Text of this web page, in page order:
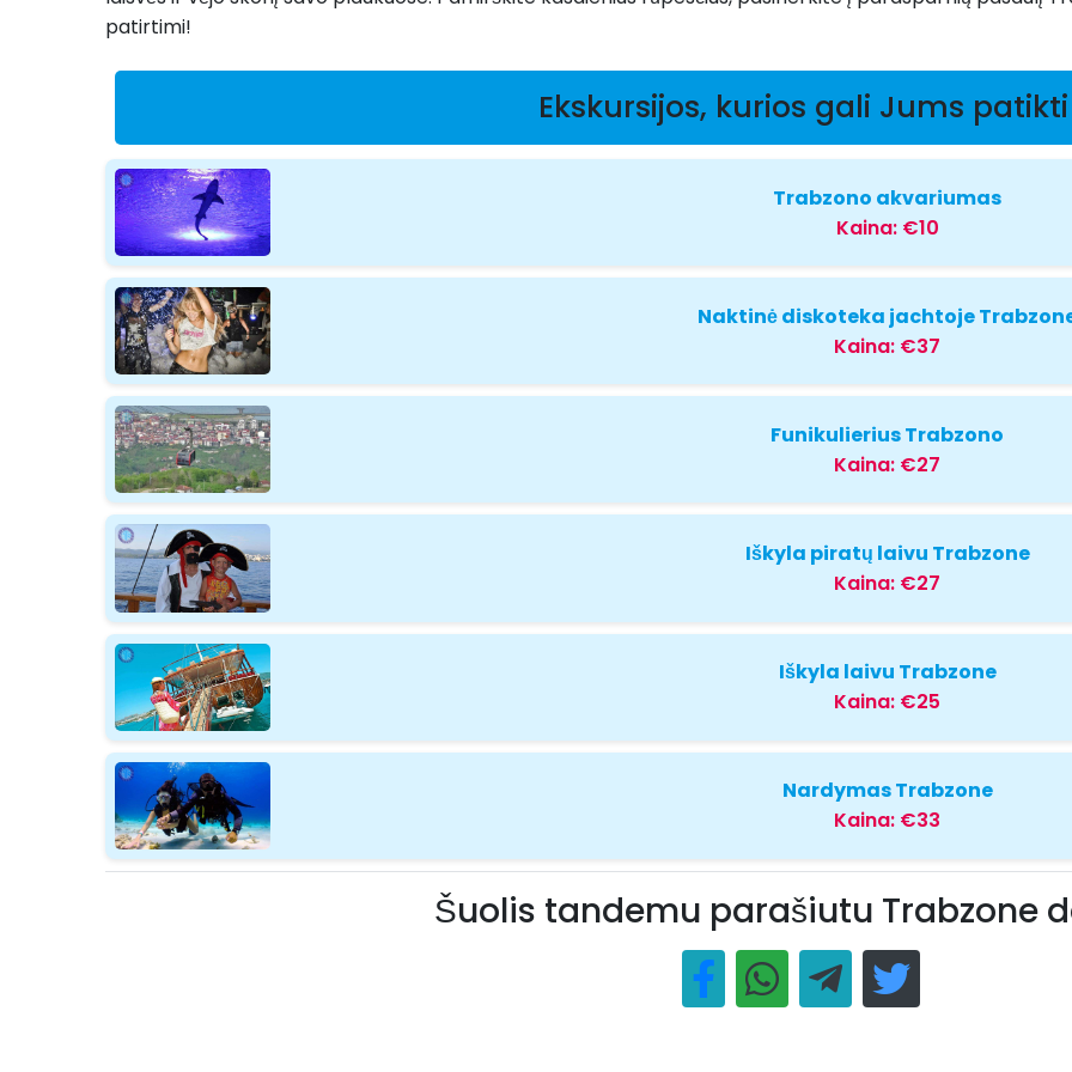
patirtimi!
Ekskursijos, kurios gali Jums patikti
Trabzono akvariumas
Kaina: €10
Naktinė diskoteka jachtoje
Kaina: €37
Funikulierius Trabzono
Kaina: €27
Iškyla piratų laivu Trabzone
Kaina: €27
Iškyla laivu Trabzone
Kaina: €25
Nardymas Trabzone
Kaina: €33
Šuolis tandemu parašiutu Trabzone